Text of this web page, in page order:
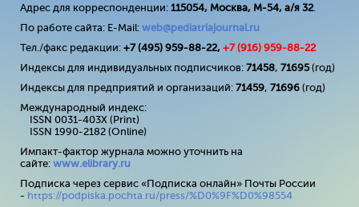
Адрес для корреспонденции: 115054, Москва, М-54, а/я 32.
По работе сайта: E-Mail: web@pediatriajournal.ru
Тел./факс редакции: +7 (495) 959-88-22, +7 (916) 959-88-22
Индексы для индивидуальных подписчиков: 71458, 71695(год)
Индексы для предприятий и организаций: 71459, 71696 (год)
Международный индекс:
ISSN 0031-403X (Print)
ISSN 1990-2182 (Online)
Импакт-фактор журнала можно уточнить на
сайте: www.elibrary.ru
Подписка через сервис «Подписка онлайн» Почты России
- https://podpiska.pochta.ru/press/%D0%9F%D0%98554